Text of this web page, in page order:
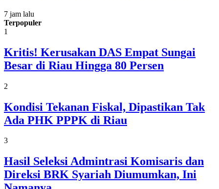
7 jam lalu
Terpopuler
1
Kritis! Kerusakan DAS Empat Sungai
Besar di Riau Hingga 80 Persen
2
Kondisi Tekanan Fiskal, Dipastikan Tak
Ada PHK PPPK di Riau
3
Hasil Seleksi Admintrasi Komisaris dan
Direksi BRK Syariah Diumumkan, Ini